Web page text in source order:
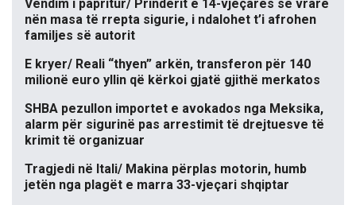
Vendim i papritur/ Prindërit e 14-vjeçares së vrarë
nën masa të rrepta sigurie, i ndalohet t’i afrohen
familjes së autorit
E kryer/ Reali “thyen” arkën, transferon për 140
milionë euro yllin që kërkoi gjatë gjithë merkatos
SHBA pezullon importet e avokados nga Meksika,
alarm për sigurinë pas arrestimit të drejtuesve të
krimit të organizuar
Tragjedi në Itali/ Makina përplas motorin, humb
jetën nga plagët e marra 33-vjeçari shqiptar